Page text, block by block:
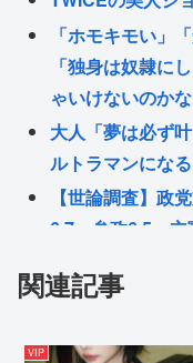
「ホモキモい」
「独身は奴隷に
ゃいけないのか
大人「夢は必ず
ルトラマンになる
【世論調査】政
6.7、参政6.5、
【画像】佐藤二
関連記事
VIP